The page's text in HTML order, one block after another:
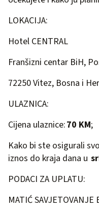
LOKACIJA:
Hotel CENTRAL
Franšizni centar BiH,
72250 Vitez, Bosna i
ULAZNICA:
Cijena ulaznice:70 KM;
Kako bi ste osigurali
iznos do kraja dana u
PODACI ZA UPLATU:
MATIĆ SAVJETOVANJE